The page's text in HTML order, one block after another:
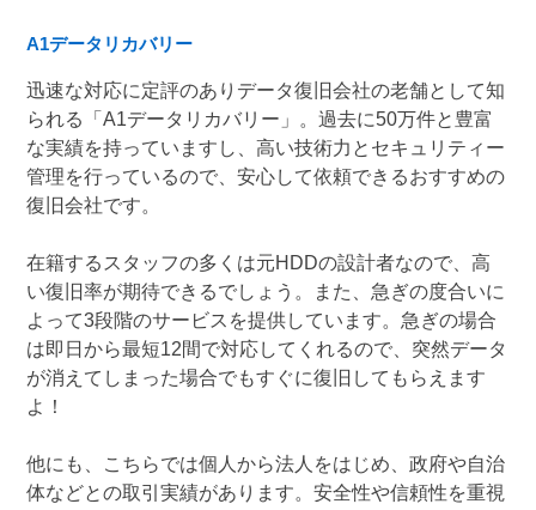
A1データリカバリー
迅速な対応に定評のありデータ復旧会社の老舗として知
られる「A1データリカバリー」。過去に50万件と豊富
な実績を持っていますし、高い技術力とセキュリティー
管理を行っているので、安心して依頼できるおすすめの
復旧会社です。
在籍するスタッフの多くは元HDDの設計者なので、高
い復旧率が期待できるでしょう。また、急ぎの度合いに
よって3段階のサービスを提供しています。急ぎの場合
は即日から最短12間で対応してくれるので、突然データ
が消えてしまった場合でもすぐに復旧してもらえます
よ！
他にも、こちらでは個人から法人をはじめ、政府や自治
体などとの取引実績があります。安全性や信頼性を重視